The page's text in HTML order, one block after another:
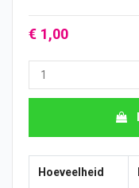
€ 1,00
Hoeveelheid